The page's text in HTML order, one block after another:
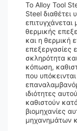
Το Alloy Tool
Steel διαθέτει
θερμικής
και η θερμική
επεξεργασίες
σκληρότητα
κόπωση,
που
ιδιότητες
καθιστούν
βιομηχανίες
μηχανημάτων